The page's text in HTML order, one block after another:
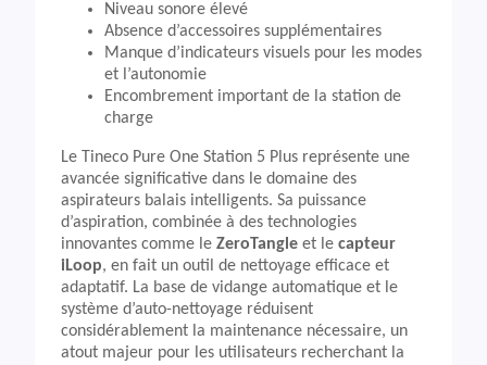
Niveau sonore élevé
Absence d’accessoires supplémentaires
Manque d’indicateurs visuels pour les modes
et l’autonomie
Encombrement important de la station de
charge
Le Tineco Pure One Station 5 Plus représente une
avancée significative dans le domaine des
aspirateurs balais intelligents. Sa puissance
d’aspiration, combinée à des technologies
innovantes comme le ZeroTangle et le capteur
iLoop, en fait un outil de nettoyage efficace et
adaptatif. La base de vidange automatique et le
système d’auto-nettoyage réduisent
considérablement la maintenance nécessaire, un
atout majeur pour les utilisateurs recherchant la